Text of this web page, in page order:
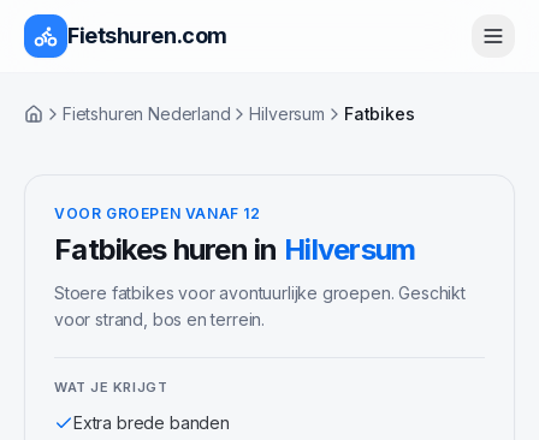
Fietshuren.com
HomeFietshuren Nederland Hilversum Fatbikes
VOOR GROEPEN VANAF 12
Fatbikeshuren in Hilversum
Stoere fatbikes voor avontuurlijke groepen. Geschikt
voor strand, bos en terrein.
WAT JE KRIJGT
Extra brede banden